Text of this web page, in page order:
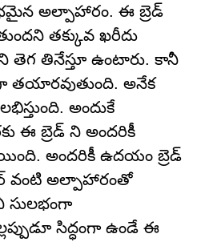
అల్పాహారం. ఈ బ్రెడ్
తక్కువ ఖరీదు
తెగ తినేస్తూ ఉంటారు. కానీ
తయారవుతుంది. అనేక
అందుకే
ఈ బ్రెడ్ ని అందరికీ
అందరికీ ఉదయం బ్రెడ్
వంటి అల్పాహారంతో
సులభంగా
సిద్ధంగా ఉండే ఈ